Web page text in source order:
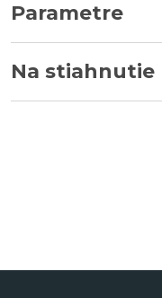
Parametre
Na stiahnutie